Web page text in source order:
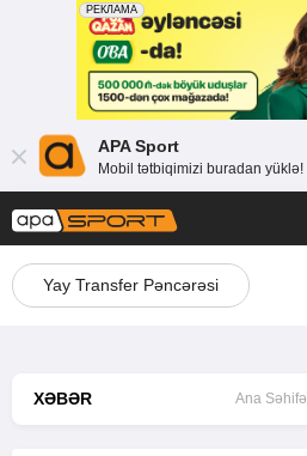
APA Sport
Mobil tətbiqimizi buradan yüklə!
Yay Transfer Pəncərəsi
XƏBƏR Ana Səhifə